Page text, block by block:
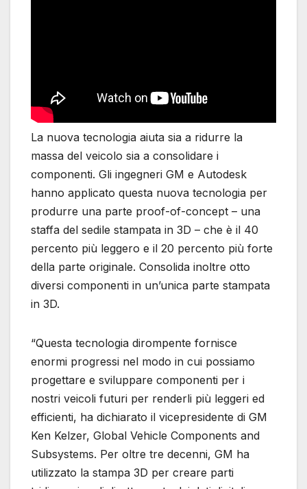
La nuova tecnologia aiuta sia a ridurre la
massa del veicolo sia a consolidare i
componenti. Gli ingegneri GM e Autodesk
hanno applicato questa nuova tecnologia per
produrre una parte proof-of-concept – una
staffa del sedile stampata in 3D – che è il 40
percento più leggero e il 20 percento più forte
della parte originale. Consolida inoltre otto
diversi componenti in un’unica parte stampata
in 3D.
“Questa tecnologia dirompente fornisce
enormi progressi nel modo in cui possiamo
progettare e sviluppare componenti per i
nostri veicoli futuri per renderli più leggeri ed
efficienti, ha dichiarato il vicepresidente di GM
Ken Kelzer, Global Vehicle Components and
Subsystems. Per oltre tre decenni, GM ha
utilizzato la stampa 3D per creare parti